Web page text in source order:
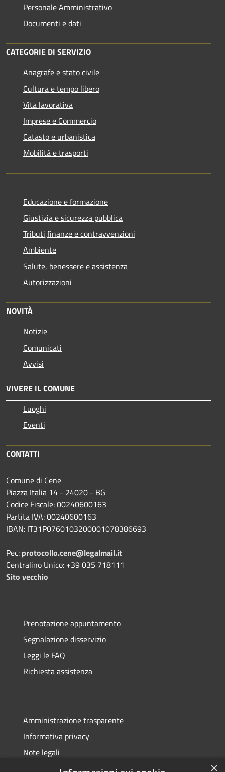
Personale Amministrativo
Documenti e dati
CATEGORIE DI SERVIZIO
Anagrafe e stato civile
Cultura e tempo libero
Vita lavorativa
Imprese e Commercio
Catasto e urbanistica
Mobilità e trasporti
Educazione e formazione
Giustizia e sicurezza pubblica
Tributi,finanze e contravvenzioni
Ambiente
Salute, benessere e assistenza
Autorizzazioni
NOVITÀ
Notizie
Comunicati
Avvisi
VIVERE IL COMUNE
Luoghi
Eventi
CONTATTI
Comune di Cene
Piazza Italia 14 - 24020 - BG
Codice Fiscale: 00240600163
Partita IVA: 00240600163
IBAN: IT31P0760103200001078386693
Pec: protocollo.cene@legalmail.it
Centralino Unico: +39 035 718111
Sito vecchio
Prenotazione appuntamento
Segnalazione disservizio
Leggi le FAQ
Richiesta assistenza
Amministrazione trasparente
Informativa privacy
Note legali
Dichiarazione di accessibilità
×